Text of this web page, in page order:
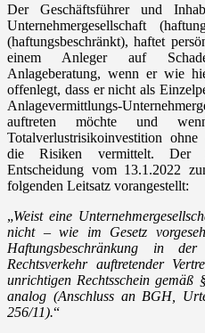
Der Geschäftsführer und
Unternehmergesellschaft
(haftungsbeschränkt), haftet
einem Anleger auf
Anlageberatung, wenn er wie
offenlegt, dass er nicht als
Anlagevermittlungs-
auftreten möchte und
Totalverlustrisikoinvestition
die Risiken vermittelt. Der
Entscheidung vom 13.1.2022
folgenden Leitsatz vorangestellt:
„Weist eine
nicht – wie im Gesetz
Haftungsbeschränkung in
Rechtsverkehr auftretender
unrichtigen Rechtsschein
analog (Anschluss an BGH,
256/11).“